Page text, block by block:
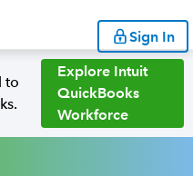
Sign In
to
Explore Intuit
QuickBooks
Workforce